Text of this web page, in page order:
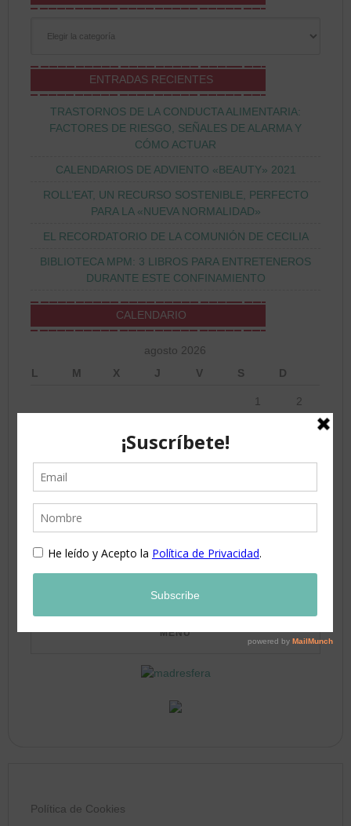
ENTRADAS RECIENTES
TRASTORNOS DE LA CONDUCTA ALIMENTARIA:
FACTORES DE RIESGO, SEÑALES DE ALARMA Y
CÓMO ACTUAR
CALENDARIOS DE ADVIENTO «BEAUTY» 2021
ROLL’EAT, UN RECURSO SOSTENIBLE, PERFECTO
PARA LA «NUEVA NORMALIDAD»
EL RECORDATORIO DE LA COMUNIÓN DE CECILIA
BIBLIOTECA MPM: 3 LIBROS PARA ENTRETENEROS
DURANTE ESTE CONFINAMIENTO
CALENDARIO
agosto 2026
L
M X J V S D
1 2
5
10 11 12 13 14 15 16
24 25 26 27 28 29 30
Política de Cookies